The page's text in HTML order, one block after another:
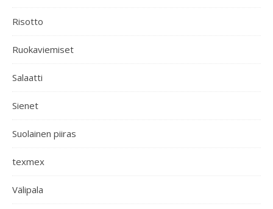
Risotto
Ruokaviemiset
Salaatti
Sienet
Suolainen piiras
texmex
Välipala